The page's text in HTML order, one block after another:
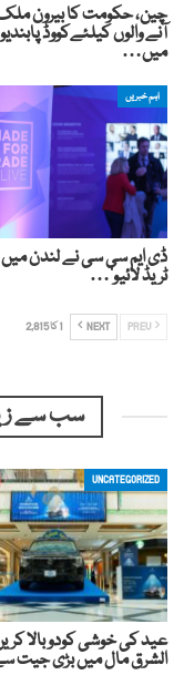
چین، حکومت کا بیرون
آنے والوں کیلئےکووڈ
میں…
اہم خبریں
ڈی ایم سی سی نے لندن میں
ٹریڈ لائیو’…
NEXT 1 کا 2,815
سب سے
UNCATEGORIZED
عید کی خوشی کودوبالا
الشرق مال میں بڑی جیت